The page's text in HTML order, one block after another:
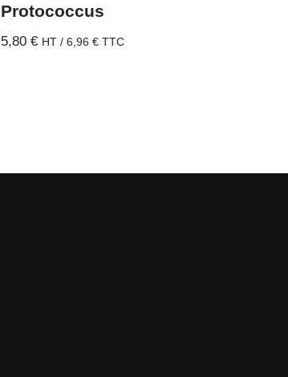
Protococcus
5,80€ HT /6,96€ TTC